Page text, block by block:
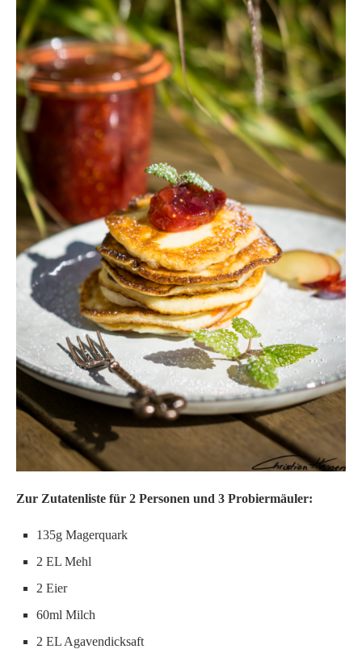
Zur Zutatenliste für 2 Personen und 3 Probiermäuler:
135g Magerquark
2 EL Mehl
2 Eier
60ml Milch
2 EL Agavendicksaft